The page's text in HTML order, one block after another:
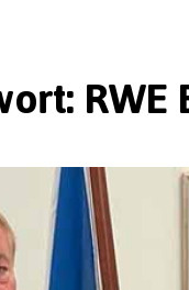
RWE